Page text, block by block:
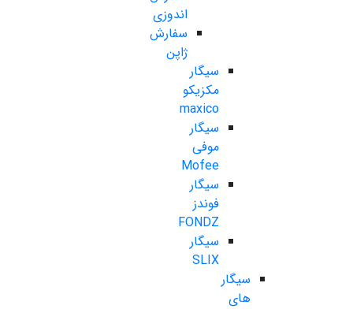
اندوزی
سفارش
ژاپن
سیگار
مکزیکو
maxico
سیگار
موفی
Mofee
سیگار
فوندز
FONDZ
سیگار
SLIX
سیگار
های